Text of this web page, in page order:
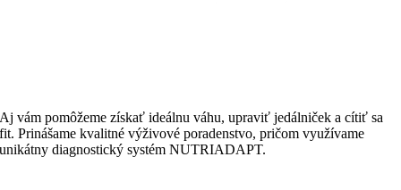
Aj vám pomôžeme získať ideálnu váhu, upraviť jedálniček a cítiť sa
fit. Prinášame kvalitné výživové poradenstvo, pričom využívame
unikátny diagnostický systém NUTRIADAPT.